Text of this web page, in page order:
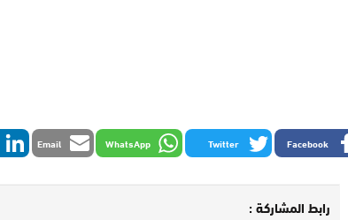
Facebook
Twitter
WhatsApp
Email
رابط المشاركة :